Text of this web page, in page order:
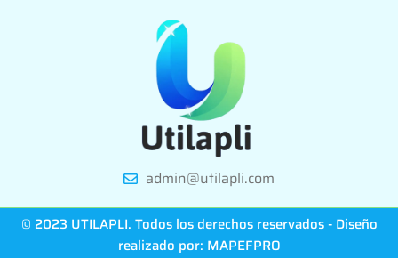
admin@utilapli.com
© 2023 UTILAPLI. Todos los derechos reservados - Diseño
realizado por: MAPEFPRO